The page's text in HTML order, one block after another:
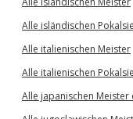
Alle isländischen
Alle italienischen Meister
Alle italienischen
Alle japanischen Meister